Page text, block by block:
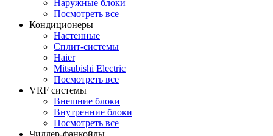
Наружные блоки
Посмотреть все
Кондиционеры
Настенные
Сплит-системы
Haier
Mitsubishi Electric
Посмотреть все
VRF системы
Внешние блоки
Внутренние блоки
Посмотреть все
Чиллер-фанкойлы